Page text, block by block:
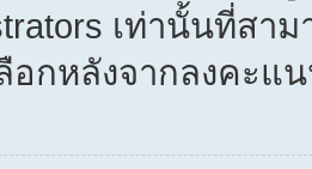
เท่านั้นที่สา
อกหลังจากลงคะแ